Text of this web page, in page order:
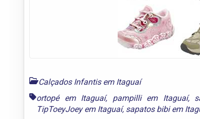
Calçados Infantis em Itaguaí
ortopé em Itaguaí, pampilli em Itaguaí,
TipToeyJoey em Itaguaí, sapatos bibi em